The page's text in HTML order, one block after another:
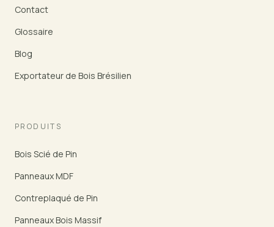
Contact
Glossaire
Blog
Exportateur de Bois Brésilien
PRODUITS
Bois Scié de Pin
Panneaux MDF
Contreplaqué de Pin
Panneaux Bois Massif